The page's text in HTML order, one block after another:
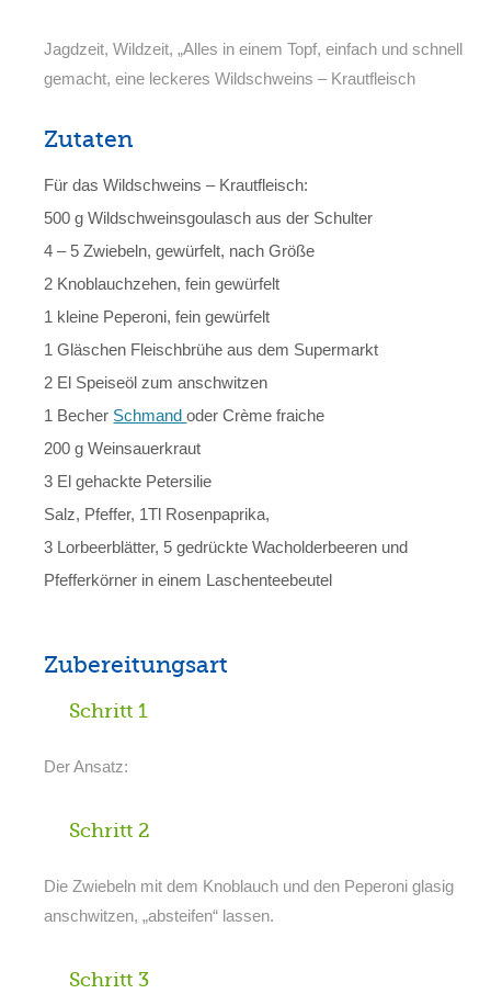
Jagdzeit, Wildzeit, „Alles in einem Topf, einfach und schnell
gemacht, eine leckeres Wildschweins – Krautfleisch
Zutaten
Für das Wildschweins – Krautfleisch:
500 g Wildschweinsgoulasch aus der Schulter
4 – 5 Zwiebeln, gewürfelt, nach Größe
2 Knoblauchzehen, fein gewürfelt
1 kleine Peperoni, fein gewürfelt
1 Gläschen Fleischbrühe aus dem Supermarkt
2 El Speiseöl zum anschwitzen
1 Becher Schmandoder Crème fraiche
200 g Weinsauerkraut
3 El gehackte Petersilie
Salz, Pfeffer, 1Tl Rosenpaprika,
3 Lorbeerblätter, 5 gedrückte Wacholderbeeren und
Pfefferkörner in einem Laschenteebeutel
Zubereitungsart
Schritt 1
Der Ansatz:
Schritt 2
Die Zwiebeln mit dem Knoblauch und den Peperoni glasig
anschwitzen, „absteifen“ lassen.
Schritt 3